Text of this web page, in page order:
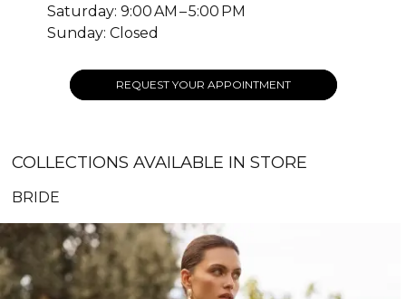
Saturday: 9:00 AM – 5:00 PM
Sunday: Closed
REQUEST YOUR APPOINTMENT
COLLECTIONS AVAILABLE IN STORE
BRIDE